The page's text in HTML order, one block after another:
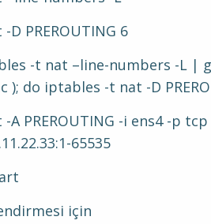
PREROUTING 6
-t nat –line-numbers -L |
); do iptables -t nat -D
PREROUTING -i ens4 -p
65535
için